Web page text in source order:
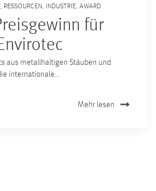
, RESSOURCEN, INDUSTRIE,AWARD
für
aus metallhaltigen Stäuben und
internationale...
Mehr lesen